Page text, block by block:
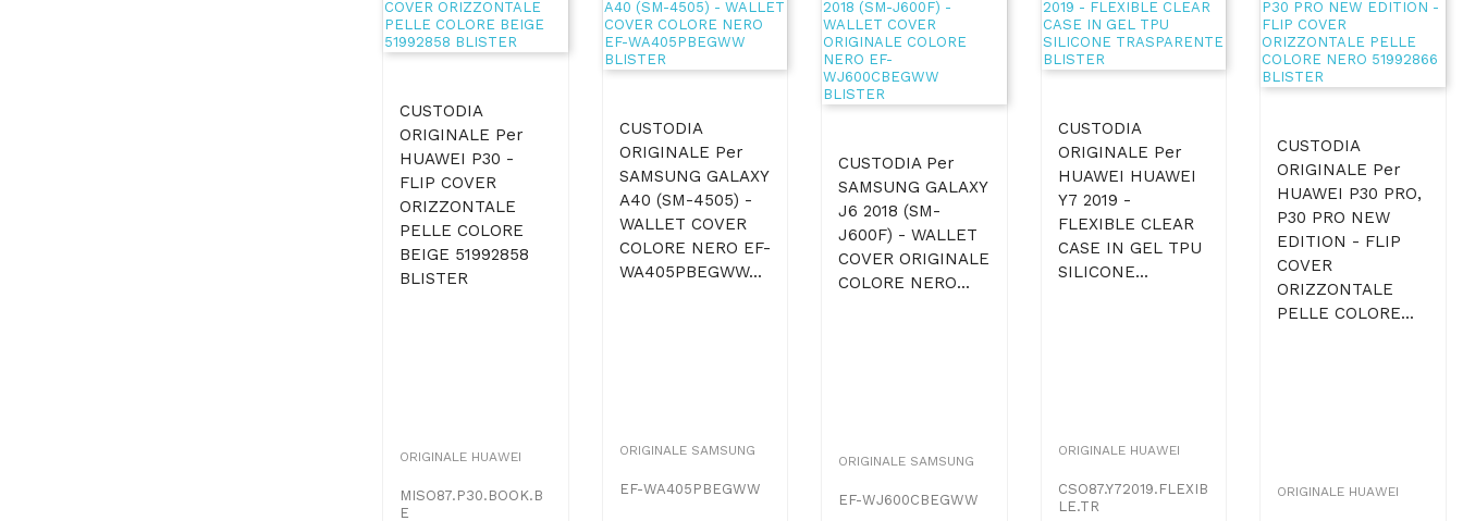
CUSTODIA
ORIGINALE Per
HUAWEI P30 -
FLIP COVER
ORIZZONTALE
PELLE COLORE
BEIGE 51992858
BLISTER
ORIGINALE HUAWEI
MISO87.P30.BOOK.B
E
CUSTODIA
ORIGINALE Per
SAMSUNG GALAXY
A40 (SM-4505) -
WALLET COVER
COLORE NERO EF-
WA405PBEGWW...
ORIGINALE SAMSUNG
EF-WA405PBEGWW
CUSTODIA Per
SAMSUNG GALAXY
J6 2018 (SM-
J600F) - WALLET
COVER ORIGINALE
COLORE NERO...
ORIGINALE SAMSUNG
EF-WJ600CBEGWW
CUSTODIA
ORIGINALE Per
HUAWEI HUAWEI
Y7 2019 -
FLEXIBLE CLEAR
CASE IN GEL TPU
SILICONE...
ORIGINALE HUAWEI
CSO87.Y72019.FLEXIB
LE.TR
CUSTODIA
ORIGINALE Per
HUAWEI P30 PRO,
P30 PRO NEW
EDITION - FLIP
COVER
ORIZZONTALE
PELLE COLORE...
ORIGINALE HUAWEI